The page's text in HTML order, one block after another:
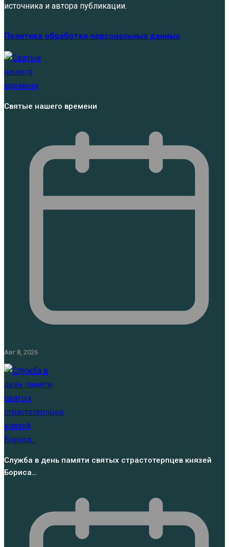
источника и автора публикации.
Политика обработки персональных данных
Святые нашего времени
Авг 8, 2026
Служба в день памяти святых страстотерпцев князей
Бориса…